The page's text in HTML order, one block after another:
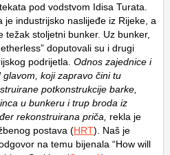
pod vodstvom Idisa Turata.
je industrijsko naslijeđe iz Rijeke, a
težak stoljetni bunker. Uz bunker,
doputovali su i drugi
podrijetla. Odnos zajednice i
koji zapravo čini tu
potkonstrukcije barke,
u bunkeru i trup broda iz
rekonstruirana priča, rekla je
postava (HRT). Naš je
na temu bijenala “How will